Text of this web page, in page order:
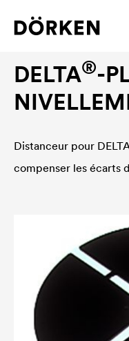
DELTA®-
Distanceur pour
compenser les écarts